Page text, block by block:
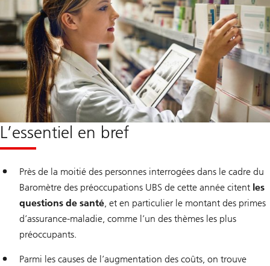
L’essentiel en bref
Près de la moitié des personnes interrogées dans le cadre du
Baromètre des préoccupations UBS de cette année citent les
questions de santé, et en particulier le montant des primes
d’assurance-maladie, comme l’un des thèmes les plus
préoccupants.
Parmi les causes de l’augmentation des coûts, on trouve